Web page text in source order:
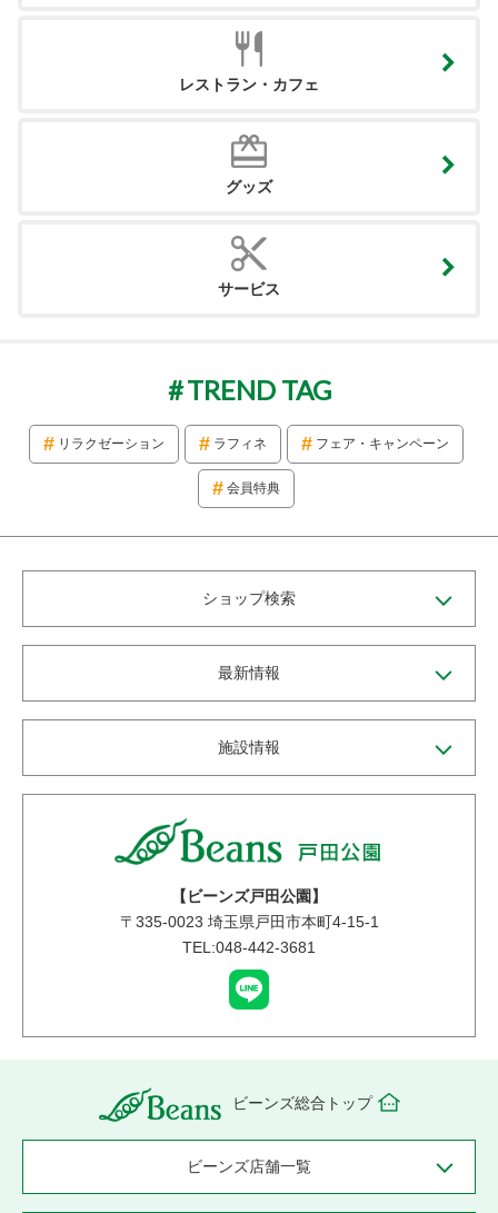
レストラン・カフェ
グッズ
サービス
TREND TAG
リラクゼーション ラフィネ フェア・キャンペーン
会員特典
ショップ検索
最新情報
施設情報
【ビーンズ戸田公園】
〒 335-0023 埼玉県戸田市本町4-15-1
TEL:048-442-3681
ビーンズ総合トップ
ビーンズ店舗一覧